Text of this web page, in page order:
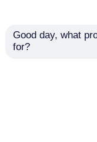
Good day, what
for?